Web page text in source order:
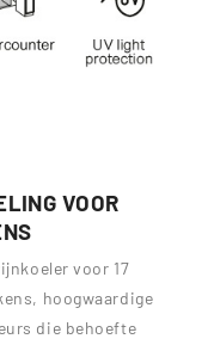
VOOR
voor 17
hoogwaardige
die behoefte